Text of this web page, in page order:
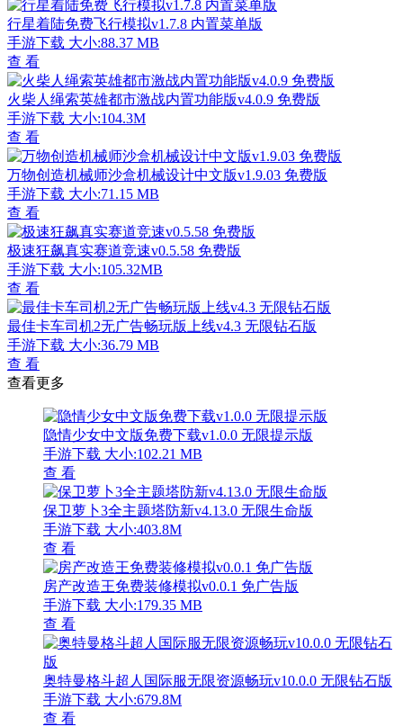
行星着陆免费飞行模拟v1.7.8 内置菜单版
手游下载 大小:88.37 MB
查 看
火柴人绳索英雄都市激战内置功能版v4.0.9 免费版
手游下载 大小:104.3M
查 看
万物创造机械师沙盒机械设计中文版v1.9.03 免费版
手游下载 大小:71.15 MB
查 看
极速狂飙真实赛道竞速v0.5.58 免费版
手游下载 大小:105.32MB
查 看
最佳卡车司机2无广告畅玩版上线v4.3 无限钻石版
手游下载 大小:36.79 MB
查 看
查看更多
隐情少女中文版免费下载v1.0.0 无限提示版
手游下载 大小:102.21 MB
查 看
保卫萝卜3全主题塔防新v4.13.0 无限生命版
手游下载 大小:403.8M
查 看
房产改造王免费装修模拟v0.0.1 免广告版
手游下载 大小:179.35 MB
查 看
奥特曼格斗超人国际服无限资源畅玩v10.0.0 无限钻石版
手游下载 大小:679.8M
查 看